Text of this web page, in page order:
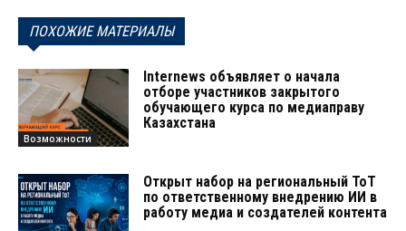
ПОХОЖИЕ МАТЕРИАЛЫ
Возможности
Internews объявляет о начала
отборе участников закрытого
обучающего курса по медиаправу
Казахстана
Открыт набор на региональный ТоТ
по ответственному внедрению ИИ в
работу медиа и создателей контента